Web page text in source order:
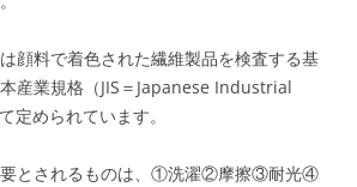
顔料で着色された繊維製品を検査する基
産業規格（JIS＝Japanese Industrial
められています。
要とされるものは、①洗濯②摩擦③耐光④